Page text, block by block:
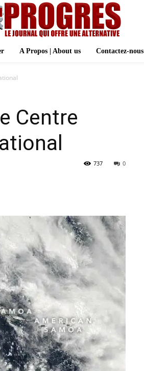
A Propos | About us Contactez-nous
Centre
0
737